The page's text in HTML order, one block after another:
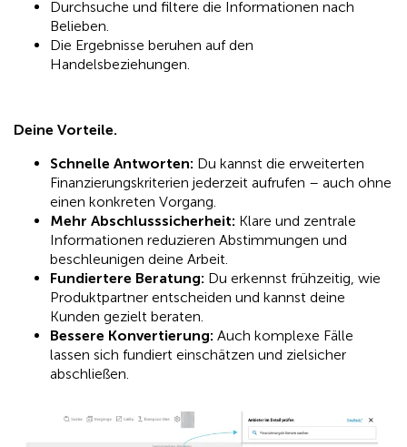
Durchsuche und filtere die Informationen nach
Belieben.
Die Ergebnisse beruhen auf den
Handelsbeziehungen.
Deine Vorteile.
Schnelle Antworten: Du kannst die erweiterten
Finanzierungskriterien jederzeit aufrufen – auch ohne
einen konkreten Vorgang.
Mehr Abschlusssicherheit: Klare und zentrale
Informationen reduzieren Abstimmungen und
beschleunigen deine Arbeit.
Fundiertere Beratung: Du erkennst frühzeitig, wie
Produktpartner entscheiden und kannst deine
Kunden gezielt beraten.
Bessere Konvertierung: Auch komplexe Fälle
lassen sich fundiert einschätzen und zielsicher
abschließen.